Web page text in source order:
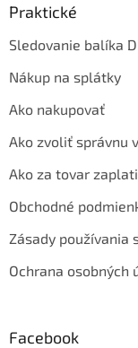
Praktické
Sledovanie balíka
Nákup na splátky
Ako nakupovať
Ako zvoliť správnu
Ako za tovar
Obchodné
Zásady používania
Ochrana osobných
Facebook